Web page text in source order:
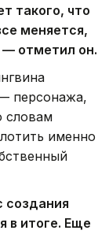
такого, что
меняется,
— отметил он.
персонажа,
словам
именно
создания
в итоге. Еще